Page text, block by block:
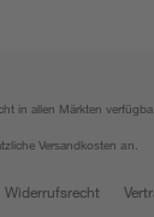
in allen Märkten
Versandkosten an.
Widerrufsrecht